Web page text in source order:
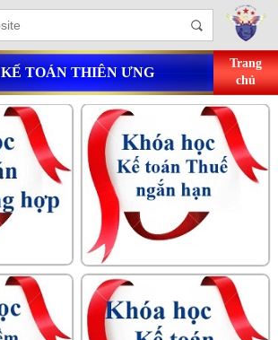
KẾ TOÁN THIÊN ƯNG
Trang
chủ